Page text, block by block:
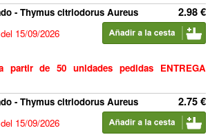
2.98 €
- Thymus citriodorus Aureus
15/09/2026
partir de 50 unidades pedidas ENTREGA
2.75 €
- Thymus citriodorus Aureus
15/09/2026